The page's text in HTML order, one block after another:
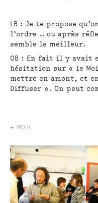
LB : Je te propose
l’ordre … ou après
semble le meilleur.
OB : En fait il y avait
hésitation sur « le
mettre en amont, et
Diffuser ». On peut
+ MORE